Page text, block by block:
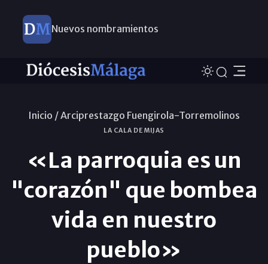
Nuevos nombramientos
Inicio /Arciprestazgo Fuengirola-Torremolinos
LA CALA DE MIJAS
«La parroquia es un
"corazón" que bombea
vida en nuestro
pueblo»